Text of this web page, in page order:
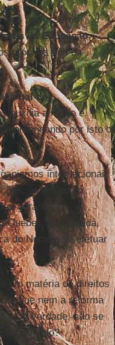
dos professores
da Educação
próprios fins da
de
auxilia a razão e
por isto o
internacionais
assim como
garantias
Quebec, no Canadá,
do Norte a se efetuar
em matéria de direitos
que nem a reforma
De verdade, não se
quando?